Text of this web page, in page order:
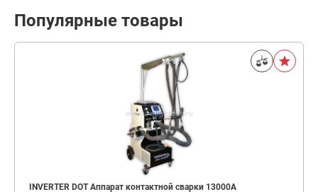
Популярные товары
INVERTER DOT Аппарат контактной сварки 13000А